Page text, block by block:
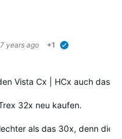
years ago +1
Vista Cx | HCx auch das
32x neu kaufen.
als das 30x, denn die